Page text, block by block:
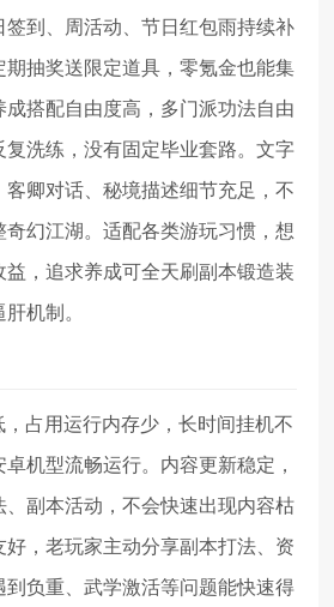
签到、周活动、节日红包雨持续补
期抽奖送限定道具，零氪金也能集
搭配自由度高，多门派功法自由
复洗练，没有固定毕业套路。文字
卿对话、秘境描述细节充足，不
幻江湖。适配各类游玩习惯，想
，追求养成可全天刷副本锻造装
机制。
占用运行内存少，长时间挂机不
机型流畅运行。内容更新稳定，
、副本活动，不会快速出现内容枯
，老玩家主动分享副本打法、资
到负重、武学激活等问题能快速得